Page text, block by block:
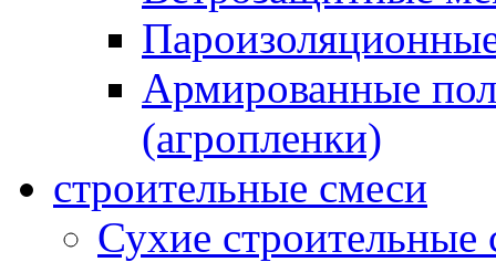
Армированные
(агропленки)
строительные смеси
Сухие строительные